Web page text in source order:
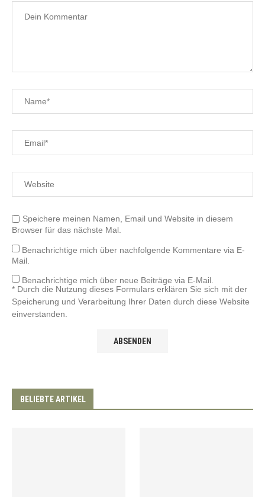
Speichere meinen Namen, Email und Website in diesem
Browser für das nächste Mal.
Benachrichtige mich über nachfolgende Kommentare via E-
Mail.
Benachrichtige mich über neue Beiträge via E-Mail.
* Durch die Nutzung dieses Formulars erklären Sie sich mit der
Speicherung und Verarbeitung Ihrer Daten durch diese Website
einverstanden.
BELIEBTE ARTIKEL